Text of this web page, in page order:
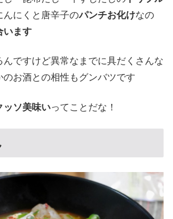
んにくと唐辛子のパンチお化けなの
います
んですけど異常なまでに具だくさんな
お酒との相性もグンバツです
ッソ美味いってことだな！